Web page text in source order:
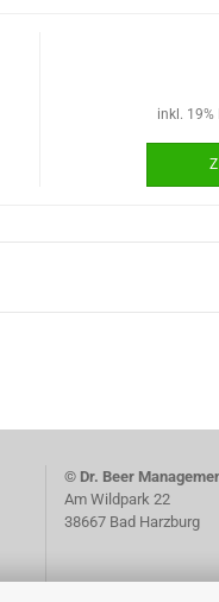
inkl.
© Dr. Beer
Am Wildpark 22
38667 Bad Harzburg